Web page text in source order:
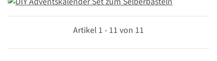
Artikel 1 - 11 von 11